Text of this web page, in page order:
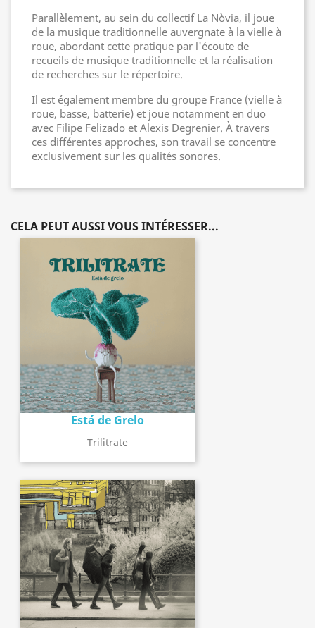
Parallèlement, au sein du collectif La Nòvia, il joue
de la musique traditionnelle auvergnate à la vielle à
roue, abordant cette pratique par l'écoute de
recueils de musique traditionnelle et la réalisation
de recherches sur le répertoire.
Il est également membre du groupe France (vielle à
roue, basse, batterie) et joue notamment en duo
avec Filipe Felizado et Alexis Degrenier. À travers
ces différentes approches, son travail se concentre
exclusivement sur les qualités sonores.
CELA PEUT AUSSI VOUS INTÉRESSER...
Está de Grelo
Trilitrate